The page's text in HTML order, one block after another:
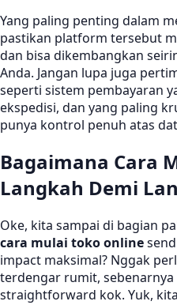
Yang paling penting dalam
pastikan platform tersebut
dan bisa dikembangkan
Anda. Jangan lupa juga
seperti sistem pembayaran
ekspedisi, dan yang paling
punya kontrol penuh atas
Bagaimana Cara
Langkah Demi
Oke, kita sampai di bagian
cara mulai toko online
impact maksimal? Nggak
terdengar rumit,
straightforward kok. Yuk,